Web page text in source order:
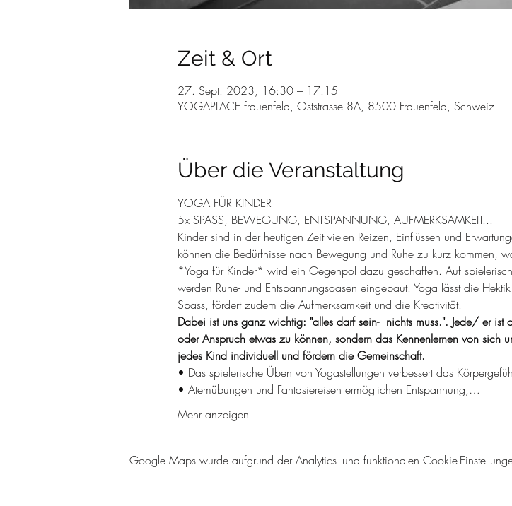
Zeit & Ort
27. Sept. 2023, 16:30 – 17:15
YOGAPLACE frauenfeld, Oststrasse 8A, 8500 Frauenfeld, Schweiz
Über die Veranstaltung
YOGA FÜR KINDER
5x SPASS, BEWEGUNG, ENTSPANNUNG, AUFMERKSAMKEIT...
Kinder sind in der heutigen Zeit vielen Reizen, Einflüssen und
können die Bedürfnisse nach Bewegung und Ruhe zu kurz kommen,
*Yoga für Kinder* wird ein Gegenpol dazu geschaffen. Auf
werden Ruhe- und Entspannungsoasen eingebaut. Yoga lässt die
Spass, fördert zudem die Aufmerksamkeit und die Kreativität.
Dabei ist uns ganz wichtig: "alles darf sein-  nichts muss.". Jede/ er
oder Anspruch etwas zu können, sondern das Kennenlernen von sich
jedes Kind individuell und fördern die Gemeinschaft.
• Das spielerische Üben von Yogastellungen verbessert das
• Atemübungen und Fantasiereisen ermöglichen Entspannung,…
Mehr anzeigen
Google Maps wurde aufgrund der Analytics- und funktionalen Cookie-